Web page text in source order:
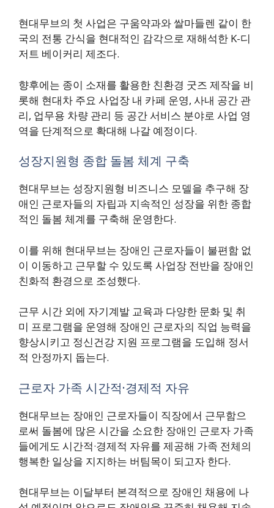
현대무브의 첫 사업은 구움약과와 쌀마들렌 같이 한
국의 전통 간식을 현대적인 감각으로 재해석한 K-디
저트 베이커리 제조다.
향후에는 종이 소재를 활용한 친환경 굿즈 제작을 비
롯해 현대차 주요 사업장 내 카페 운영, 사내 공간 관
리, 업무용 차량 관리 등 공간 서비스 분야로 사업 영
역을 단계적으로 확대해 나갈 예정이다.
성장지원형 종합 돌봄 체계 구축
현대무브는 성장지원형 비즈니스 모델을 추구해 장
애인 근로자들의 자립과 지속적인 성장을 위한 종합
적인 돌봄 체계를 구축해 운영한다.
이를 위해 현대무브는 장애인 근로자들이 불편함 없
이 이동하고 근무할 수 있도록 사업장 전반을 장애인
친화적 환경으로 조성했다.
근무 시간 외에 자기계발 교육과 다양한 문화 및 취
미 프로그램을 운영해 장애인 근로자의 직업 능력을
향상시키고 정신건강 지원 프로그램을 도입해 정서
적 안정까지 돕는다.
근로자 가족 시간적·경제적 자유
현대무브는 장애인 근로자들이 직장에서 근무함으
로써 돌봄에 많은 시간을 소요한 장애인 근로자 가족
들에게도 시간적·경제적 자유를 제공해 가족 전체의
행복한 일상을 지지하는 버팀목이 되고자 한다.
현대무브는 이달부터 본격적으로 장애인 채용에 나